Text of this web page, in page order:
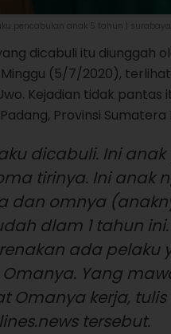
pencabulan anak 5 tahun |
dicabuli itu diunggah
(5/7/2020),
Kejadian tidak pantas
Provinsi Sumatera
dicabuli. Ini
tirinya. Ini anak
dan omnya
dlam 1 tahun
ada pelaku
Yang
Omanya kerja, tulis
tersebut.